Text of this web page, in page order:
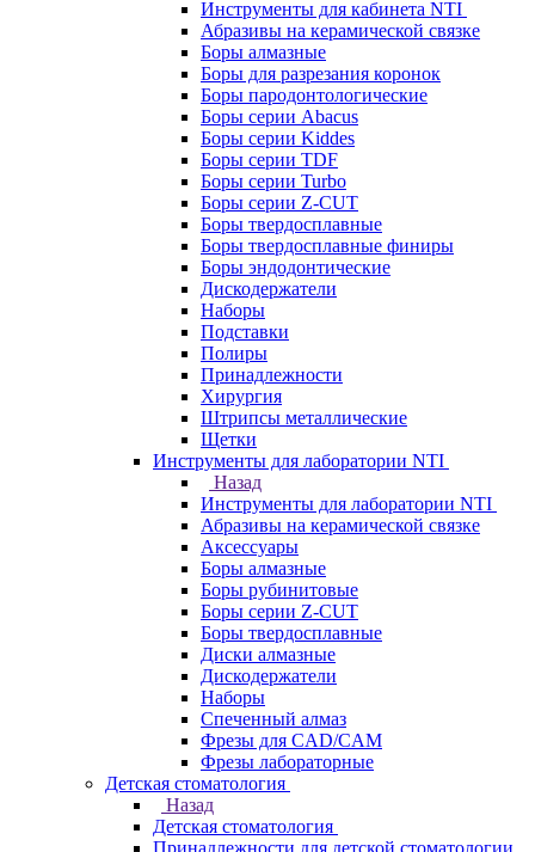
Инструменты для кабинета NTI
Абразивы на керамической связке
Боры алмазные
Боры для разрезания коронок
Боры пародонтологические
Боры серии Abacus
Боры серии Kiddes
Боры серии TDF
Боры серии Turbo
Боры серии Z-CUT
Боры твердосплавные
Боры твердосплавные финиры
Боры эндодонтические
Дискодержатели
Наборы
Подставки
Полиры
Принадлежности
Хирургия
Штрипсы металлические
Щетки
Инструменты для лаборатории NTI
Назад
Инструменты для лаборатории NTI
Абразивы на керамической связке
Аксессуары
Боры алмазные
Боры рубинитовые
Боры серии Z-CUT
Боры твердосплавные
Диски алмазные
Дискодержатели
Наборы
Спеченный алмаз
Фрезы для CAD/CAM
Фрезы лабораторные
Детская стоматология
Назад
Детская стоматология
Принадлежности для детской стоматологии